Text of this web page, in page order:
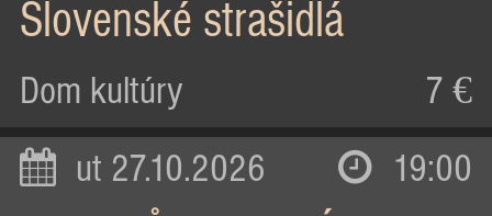
Slovenské strašidlá
Dom kultúry 7 €
ut 27.10.2026 19:00